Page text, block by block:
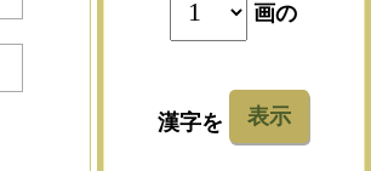
画の
漢字を 表示